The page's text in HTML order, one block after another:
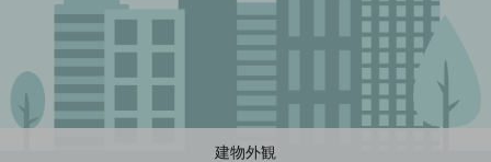
建物外観